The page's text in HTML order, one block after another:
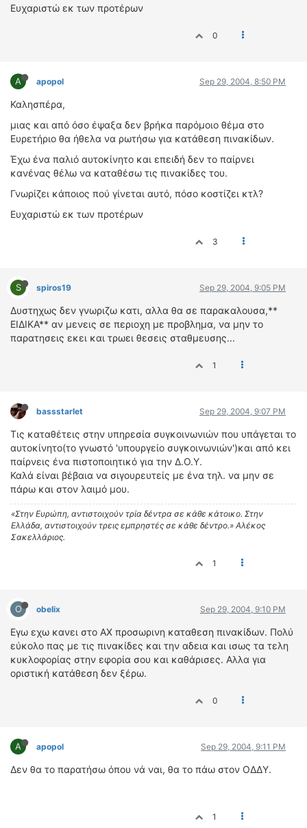
Ευχαριστώ εκ των προτέρων
0
A apopol Sep 29, 2004, 8:50 PM
Καλησπέρα,
μιας και από όσο έψαξα δεν βρήκα παρόμοιο θέμα στο
Ευρετήριο θα ήθελα να ρωτήσω για κατάθεση πινακίδων.
Έχω ένα παλιό αυτοκίνητο και επειδή δεν το παίρνει
κανένας θέλω να καταθέσω τις πινακίδες του.
Γνωρίζει κάποιος πού γίνεται αυτό, πόσο κοστίζει κτλ?
Ευχαριστώ εκ των προτέρων
3
S spiros19 Sep 29, 2004, 9:05 PM
Δυστηχως δεν γνωριζω κατι, αλλα θα σε παρακαλουσα,**
ΕΙΔΙΚΑ** αν μενεις σε περιοχη με προβλημα, να μην το
παρατησεις εκει και τρωει θεσεις σταθμευσης...
1
bassstarlet Sep 29, 2004, 9:07 PM
Τις καταθέτεις στην υπηρεσία συγκοινωνιών που υπάγεται το
αυτοκίνητο(το γνωστό 'υπουργείο συγκοινωνιών')και από κει
παίρνεις ένα πιστοποιητικό για την Δ.Ο.Υ.
Καλά είναι βέβαια να σιγουρευτείς με ένα τηλ. να μην σε
πάρω και στον λαιμό μου.
«Στην Ευρώπη, αντιστοιχούν τρία δέντρα σε κάθε κάτοικο. Στην
Ελλάδα, αντιστοιχούν τρεις εμπρηστές σε κάθε δέντρο.» Αλέκος
Σακελλάριος.
1
O obelix Sep 29, 2004, 9:10 PM
Εγω εχω κανει στο ΑΧ προσωρινη καταθεση πινακίδων. Πολύ
εύκολο πας με τις πινακίδες και την αδεια και ισως τα τελη
κυκλοφορίας στην εφορία σου και καθάρισες. Αλλα για
οριστική κατάθεση δεν ξέρω.
0
A apopol Sep 29, 2004, 9:11 PM
Δεν θα το παρατήσω όπου νά ναι, θα το πάω στον ΟΔΔΥ.
1
ΔΙΕΘΝΕΙΣ ΑΓΩΝΕΣ
4T CLASSIC
ΜΟΝΤΕΛΑ
ΚΑΤΑΣΚΕΥΑΣΤΕΣ
ΠΡΟΣΩΠΙΚΟΤΗΤΕΣ
ΑΓΩΝΙΣΤΙΚΑ ΑΥΤΟΚΙΝΗΤΑ
ΑΓΩΝΕΣ/ΔΙΟΡΓΑΝΩΣΕΙΣ
ΠΩΛΗΣΕΙΣ
2ΤΡΟΧΟΙ
ΟΔΗΓΟΥΜΕ
ΕΠΙΚΑΙΡΟΤΗΤΑ
ΑΓΩΝΕΣ